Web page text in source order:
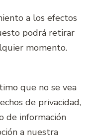
a los efectos
podrá retirar
momento.
que no se vea
de privacidad,
de información
a nuestra